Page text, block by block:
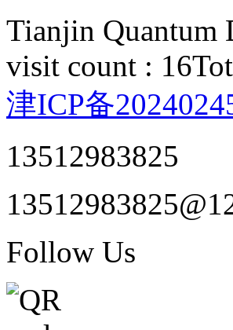
Tianjin Quantum
visit count : 16
津ICP备
13512983825
Follow Us